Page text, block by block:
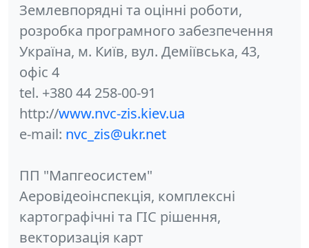
Землевпорядні та оцінні роботи,
розробка програмного забезпечення
Україна, м. Київ, вул. Деміївська, 43,
офіс 4
tel. +380 44 258-00-91
http://www.nvc-zis.kiev.ua
e-mail: nvc_zis@ukr.net
ПП "Мапгеосистем"
Аеровідеоінспекція, комплексні
картографічні та ГІС рішення,
векторизація карт